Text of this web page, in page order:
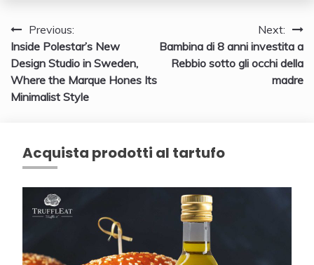
Navigazione
articoli
Previous:
Inside Polestar’s New
Design Studio in Sweden,
Where the Marque Hones Its
Minimalist Style
Next:
Bambina di 8 anni investita a
Rebbio sotto gli occhi della
madre
Acquista prodotti al tartufo